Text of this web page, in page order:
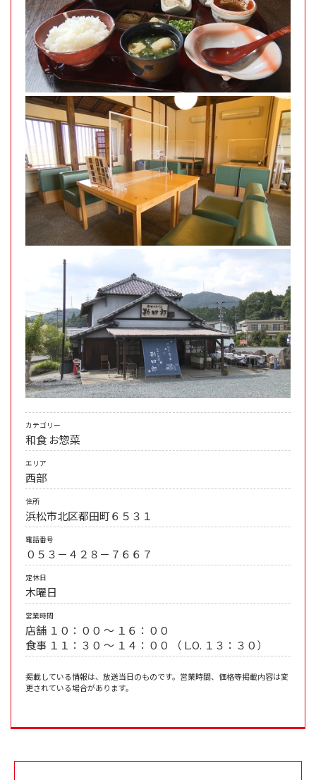
カテゴリー
和食 お惣菜
エリア
西部
住所
浜松市北区都田町６５３１
電話番号
０５３－４２８－７６６７
定休日
木曜日
営業時間
店舗 １０：００ ～ １６：００
食事 １１：３０ ～ １４：００ （ L.O. １３：３０）
掲載している情報は、放送当日のものです。営業時間、価格等掲載内容は変
更されている場合があります。